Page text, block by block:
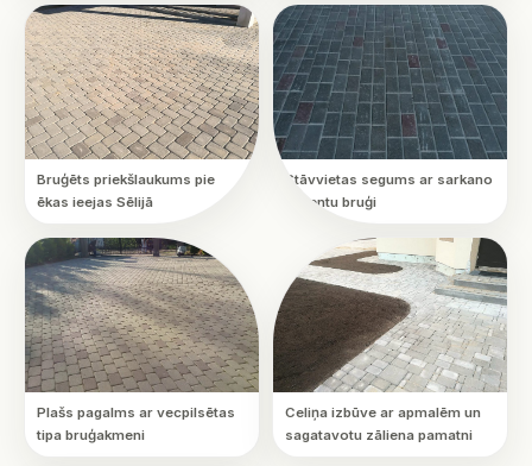
Bruģēts priekšlaukums pie
ēkas ieejas Sēlijā
Stāvvietas segums ar sarkano
akcentu bruģi
Plašs pagalms ar vecpilsētas
tipa bruģakmeni
Celiņa izbūve ar apmalēm un
sagatavotu zāliena pamatni